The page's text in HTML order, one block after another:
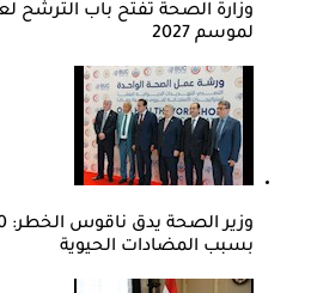
وزارة الصحة تفتح باب الترشح
لموسم 2027
بسبب المضادات الحيوية